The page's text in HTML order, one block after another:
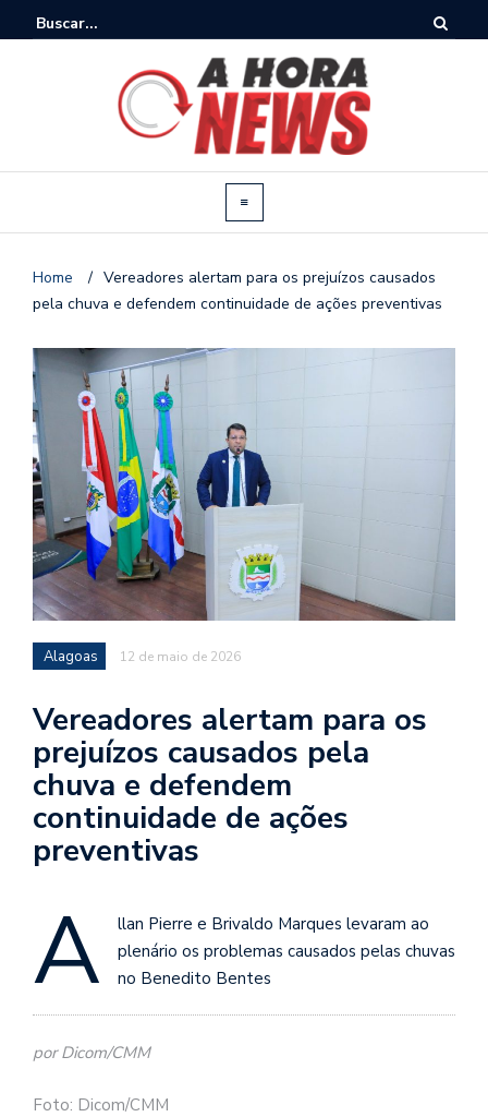
Home / Vereadores alertam para os prejuízos causados
pela chuva e defendem continuidade de ações preventivas
Alagoas 12 de maio de 2026
Vereadores alertam para os
prejuízos causados pela
chuva e defendem
continuidade de ações
preventivas
A
llan Pierre e Brivaldo Marques levaram ao
plenário os problemas causados pelas chuvas
no Benedito Bentes
por Dicom/CMM
Foto: Dicom/CMM